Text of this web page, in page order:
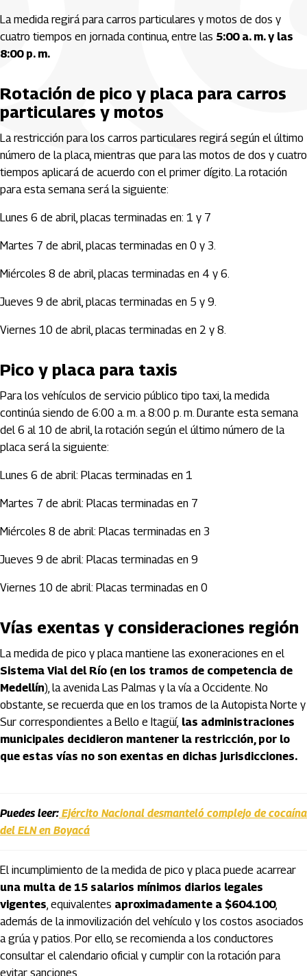
La medida regirá para carros particulares y motos de dos y
cuatro tiempos en jornada continua, entre las 5:00 a. m. y las
8:00 p. m.
Rotación de pico y placa para carros
particulares y motos
La restricción para los carros particulares regirá según el último
número de la placa, mientras que para las motos de dos y cuatro
tiempos aplicará de acuerdo con el primer dígito. La rotación
para esta semana será la siguiente:
Lunes 6 de abril, placas terminadas en: 1 y 7
Martes 7 de abril, placas terminadas en 0 y 3.
Miércoles 8 de abril, placas terminadas en 4 y 6.
Jueves 9 de abril, placas terminadas en 5 y 9.
Viernes 10 de abril, placas terminadas en 2 y 8.
Pico y placa para taxis
Para los vehículos de servicio público tipo taxi, la medida
continúa siendo de 6:00 a. m. a 8:00 p. m. Durante esta semana
del 6 al 10 de abril, la rotación según el último número de la
placa será la siguiente:
Lunes 6 de abril: Placas terminadas en 1
Martes 7 de abril: Placas terminadas en 7
Miércoles 8 de abril: Placas terminadas en 3
Jueves 9 de abril: Placas terminadas en 9
Viernes 10 de abril: Placas terminadas en 0
Vías exentas y consideraciones región
La medida de pico y placa mantiene las exoneraciones en el
Sistema Vial del Río (en los tramos de competencia de
Medellín), la avenida Las Palmas y la vía a Occidente. No
obstante, se recuerda que en los tramos de la Autopista Norte y
Sur correspondientes a Bello e Itagüí, las administraciones
municipales decidieron mantener la restricción, por lo
que estas vías no son exentas en dichas jurisdicciones.
Puedes leer: Ejército Nacional desmanteló complejo de cocaína
del ELN en Boyacá
El incumplimiento de la medida de pico y placa puede acarrear
una multa de 15 salarios mínimos diarios legales
vigentes, equivalentes aproximadamente a $604.100,
además de la inmovilización del vehículo y los costos asociados
a grúa y patios. Por ello, se recomienda a los conductores
consultar el calendario oficial y cumplir con la rotación para
evitar sanciones.